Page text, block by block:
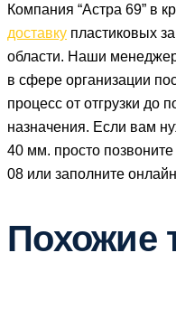
Компания “Астра 69” в
доставку пластиковых
области. Наши
в сфере организации
процесс от отгрузки до
назначения. Если вам
40 мм. просто
08 или заполните
Похожие